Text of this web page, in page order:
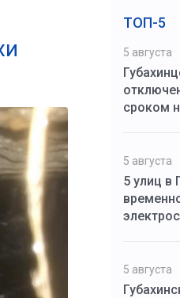
ТОП-5
5 августа
сроком
5 августа
5 улиц в
5 августа